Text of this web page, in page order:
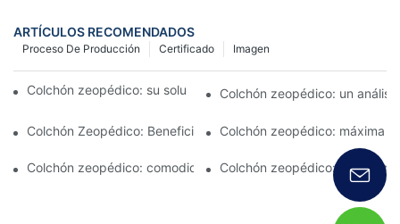
ARTÍCULOS RECOMENDADOS
Imagen
Certificado
Proceso De Producción
Colchón zeopédico: su solución definitiva para el confort
Colchón zeopédico: un
Colchón Zeopédico: Beneficios y Características
Colchón zeopédico: máxima
Colchón zeopédico: comodidad en la que puede confiar
Colchón zeopédico: